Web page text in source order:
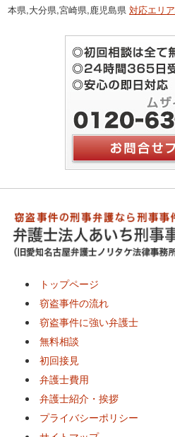
本県,大分県,宮崎県,鹿児島県対応エリ
トップページ
窃盗事件の流れ
窃盗事件に強い弁護士
無料相談
初回接見
弁護士費用
弁護士紹介・挨拶
プライバシーポリシー